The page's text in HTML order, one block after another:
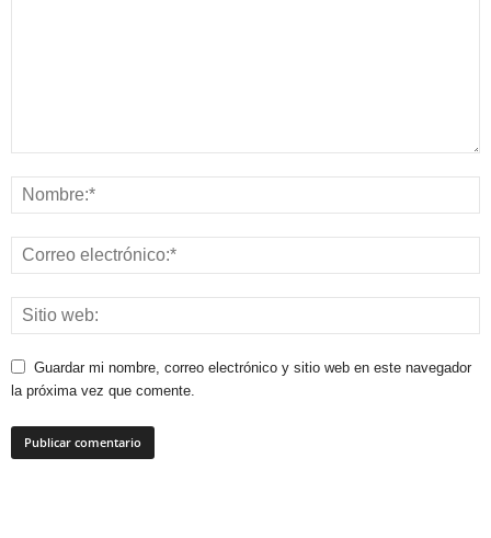
Guardar mi nombre, correo electrónico y sitio web en este navegador
la próxima vez que comente.